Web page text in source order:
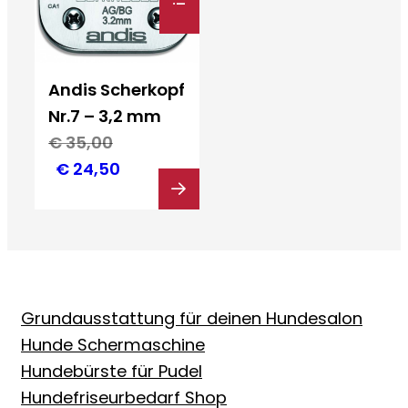
Andis Scherkopf
Nr.7 – 3,2 mm
€35,00
Ursprünglicher
€24,50Aktueller
Grundausstattung für deinen Hundesalon
Hunde Schermaschine
Hundebürste für Pudel
Hundefriseurbedarf Shop